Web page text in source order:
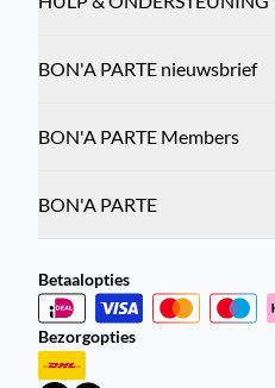
BON'A PARTE nieuwsbrief
BON'A PARTE Members
BON'A PARTE
Betaalopties
Bezorgopties